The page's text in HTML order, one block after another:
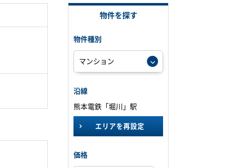
物件を探す
物件種別
沿線
熊本電鉄「堀川」駅
エリアを再設定
価格